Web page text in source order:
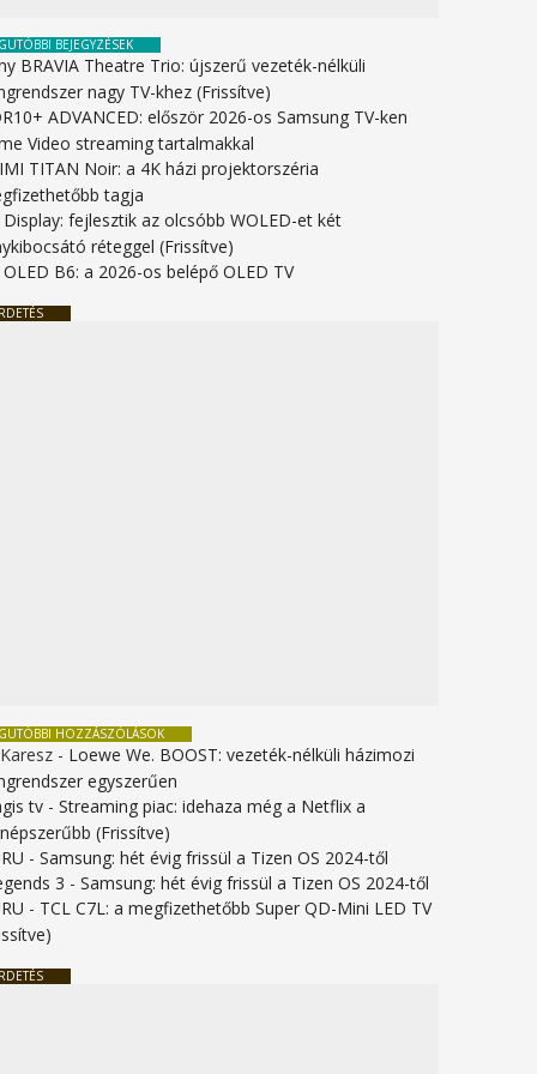
BEJEGYZÉSEK
BRAVIA Theatre Trio: újszerű vezeték-nélküli
nagy TV-khez (Frissítve)
ADVANCED: először 2026-os Samsung TV-ken
Video streaming tartalmakkal
TITAN Noir: a 4K házi projektorszéria
tagja
Display: fejlesztik az olcsóbb WOLED-et két
réteggel (Frissítve)
OLED B6: a 2026-os belépő OLED TV
HOZZÁSZÓLÁSOK
- Loewe We. BOOST: vezeték-nélküli házimozi
egyszerűen
tv -Streaming piac: idehaza még a Netflix a
(Frissítve)
-Samsung: hét évig frissül a Tizen OS 2024-től
3 -Samsung: hét évig frissül a Tizen OS 2024-től
- TCL C7L: a megfizethetőbb Super QD-Mini LED TV